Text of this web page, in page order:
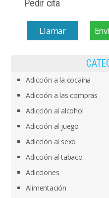
Pedir cita
Llamar
Adicción a la cocaína
Adicción a las compras
Adicción al alcohol
Adicción al juego
Adicción al sexo
Adicción al tabaco
Adicciones
Alimentación